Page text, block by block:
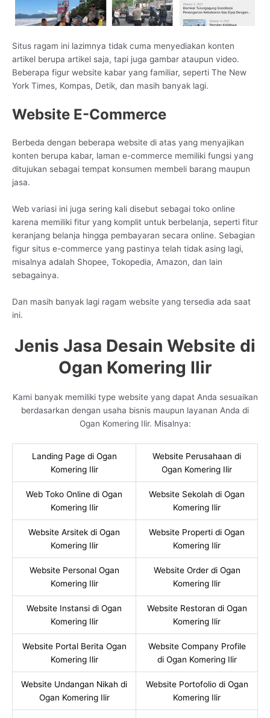
Situs ragam ini lazimnya tidak cuma menyediakan konten
artikel berupa artikel saja, tapi juga gambar ataupun video.
Beberapa figur website kabar yang familiar, seperti The New
York Times, Kompas, Detik, dan masih banyak lagi.
Website E-Commerce
Berbeda dengan beberapa website di atas yang menyajikan
konten berupa kabar, laman e-commerce memiliki fungsi yang
ditujukan sebagai tempat konsumen membeli barang maupun
jasa.
Web variasi ini juga sering kali disebut sebagai toko online
karena memiliki fitur yang komplit untuk berbelanja, seperti fitur
keranjang belanja hingga pembayaran secara online. Sebagian
figur situs e-commerce yang pastinya telah tidak asing lagi,
misalnya adalah Shopee, Tokopedia, Amazon, dan lain
sebagainya.
Dan masih banyak lagi ragam website yang tersedia ada saat
ini.
Jenis Jasa Desain Website di
Ogan Komering Ilir
Kami banyak memiliki type website yang dapat Anda sesuaikan
berdasarkan dengan usaha bisnis maupun layanan Anda di
Ogan Komering Ilir. Misalnya:
Landing Page di Ogan
Komering Ilir
Website Perusahaan di
Ogan Komering Ilir
Web Toko Online di Ogan
Komering Ilir
Website Sekolah di Ogan
Komering Ilir
Website Arsitek di Ogan
Komering Ilir
Website Properti di Ogan
Komering Ilir
Website Personal Ogan
Komering Ilir
Website Order di Ogan
Komering Ilir
Website Instansi di Ogan
Komering Ilir
Website Restoran di Ogan
Komering Ilir
Website Portal Berita Ogan
Komering Ilir
Website Company Profile
di Ogan Komering Ilir
Website Undangan Nikah di
Ogan Komering Ilir
Website Portofolio di Ogan
Komering Ilir